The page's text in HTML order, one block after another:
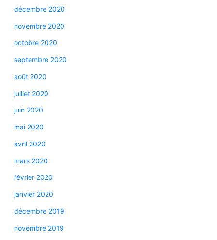
décembre 2020
novembre 2020
octobre 2020
septembre 2020
août 2020
juillet 2020
juin 2020
mai 2020
avril 2020
mars 2020
février 2020
janvier 2020
décembre 2019
novembre 2019